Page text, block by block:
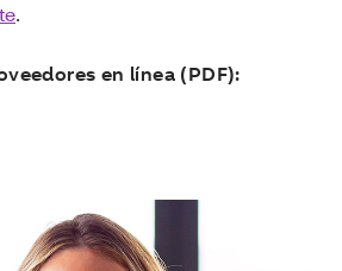
.
en línea (PDF):